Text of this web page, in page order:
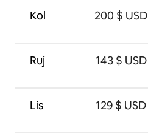
Kol
Ruj
Lis
200 $ USD
143 $ USD
129 $ USD